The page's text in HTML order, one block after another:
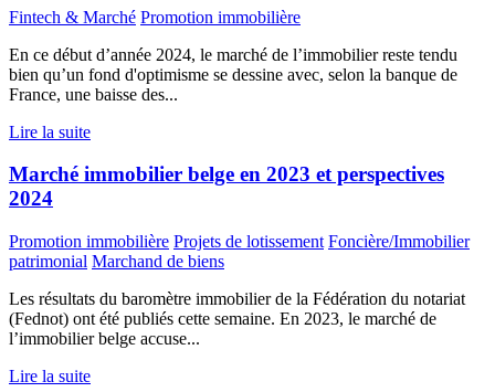
Fintech & Marché Promotion immobilière
En ce début d’année 2024, le marché de l’immobilier reste tendu
bien qu’un fond d'optimisme se dessine avec, selon la banque de
France, une baisse des...
Lire la suite
Marché immobilier belge en 2023 et perspectives
2024
Promotion immobilière Projets de lotissement Foncière/Immobilier
patrimonial Marchand de biens
Les résultats du baromètre immobilier de la Fédération du notariat
(Fednot) ont été publiés cette semaine. En 2023, le marché de
l’immobilier belge accuse...
Lire la suite